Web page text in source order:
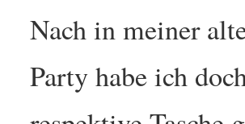
Nach in meiner
Party habe ich